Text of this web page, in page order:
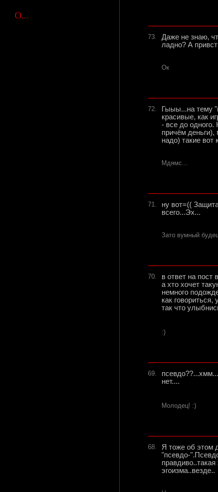
О...
73.
Даже не знаю,
ладно? А
Ок
72.
Гыыы...на тему
красивые, как
- все до одного.
причём
надо) такие вот
Мдямс...
71.
ну вот=((
всего...Эх...
Зато вумный
70.
в ответ на пост
а хто хочет
немного
как
так что
:)
69.
нет....
Молодец! :)
68.
Я тоже об этом
"псевдо-
эгоизма..везде..